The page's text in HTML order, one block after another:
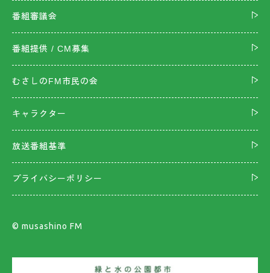
番組審議会
番組提供 / CM募集
むさしのFM市民の会
キャラクター
放送番組基準
プライバシーポリシー
©︎ musashino FM